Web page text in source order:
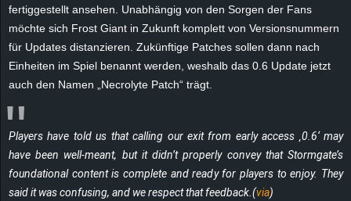
fertiggestellt ansehen. Unabhängig von den Sorgen der Fans
möchte sich Frost Giant in Zukunft komplett von Versionsnummern
für Updates distanzieren. Zukünftige Patches sollen dann nach
Einheiten im Spiel benannt werden, weshalb das 0.6 Update jetzt
auch den Namen „Necrolyte Patch“ trägt.
Players have told us that calling our exit from early access ‚0.6‘ may
have been well-meant, but it didn’t properly convey that Stormgate’s
foundational content is complete and ready for players to enjoy. They
said it was confusing, and we respect that feedback.(via)